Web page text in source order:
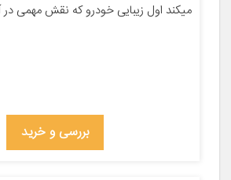
میکند اول زیبایی خودرو که نقش مهمی
بررسی و خرید